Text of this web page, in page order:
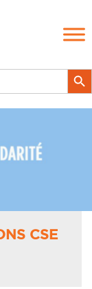
Search
CSE